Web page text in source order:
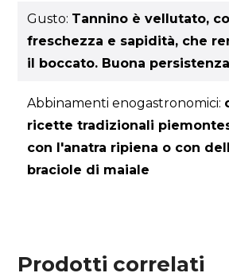
Gusto: Tannino è vellutato,
freschezza e sapidità, che
il boccato. Buona persistenza
Abbinamenti enogastronomici:
ricette tradizionali
con l'anatra ripiena o con
braciole di maiale
Prodotti correlati